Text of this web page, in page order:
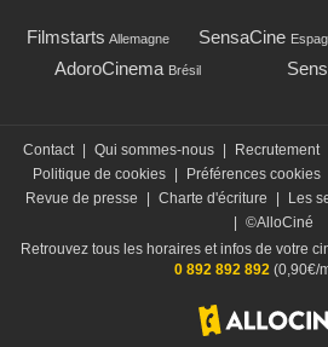
Filmstarts Allemagne SensaCine
AdoroCinema Brésil
Contact Qui sommes-nous Recrutement
Politique de cookies
Préférences cookies
Revue de presse
Charte d'écriture Les
©AlloCiné
Retrouvez tous les horaires et infos de votre
0 892 892 892(0,90€/